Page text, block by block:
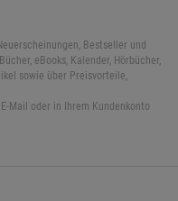
Bestseller und
eBooks, Kalender, Hörbücher,
sowie über Preisvorteile,
Mail oder in Ihrem Kundenkonto